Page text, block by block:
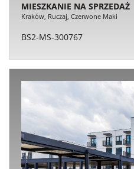
MIESZKANIE NA SPRZEDAŻ
Kraków, Ruczaj, Czerwone Maki
BS2-MS-300767